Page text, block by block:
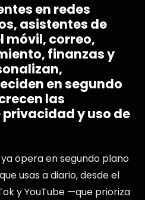
en redes
asistentes de
móvil, correo,
finanzas y
en segundo
las
y uso de
opera en segundo plano
usas a diario, desde el
y YouTube —que prioriza